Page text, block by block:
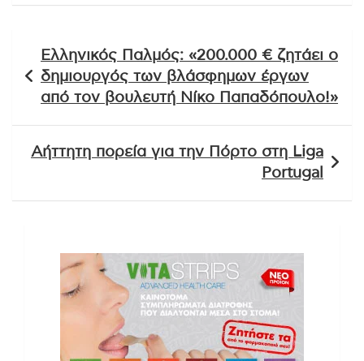
άρθρων
Ελληνικός Παλμός: «200.000 € ζητάει ο
δημιουργός των βλάσφημων έργων
από τον βουλευτή Νίκο Παπαδόπουλο!»
Αήττητη πορεία για την Πόρτο στη Liga
Portugal